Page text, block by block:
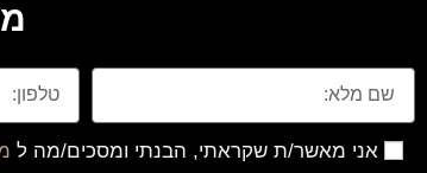
אני מאשר/ת שקראתי, הבנתי ומסכים/מה ל